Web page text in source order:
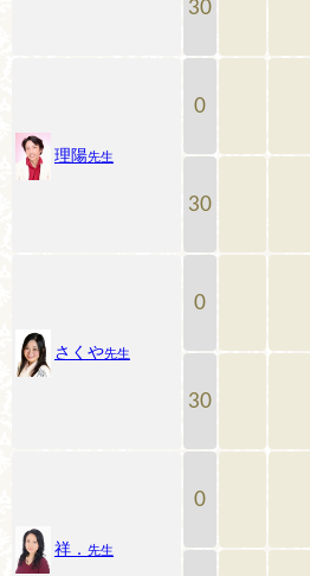
30
理陽先生
0
30
さくや先生
0
30
祥． 先生
0